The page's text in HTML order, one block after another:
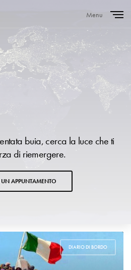
Menu
buia, cerca la luce che ti
di riemergere.
UN APPUNTAMENTO
DIARIO DI BORDO